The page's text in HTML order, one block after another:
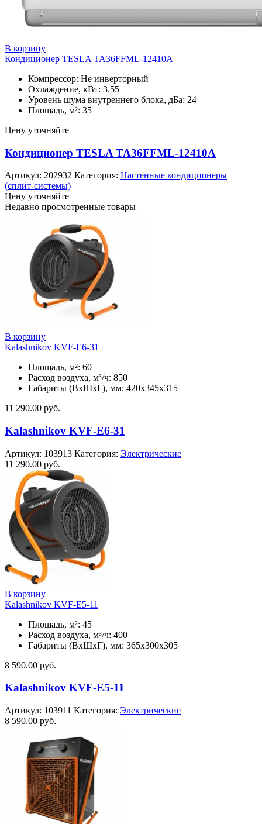
В корзину
Кондиционер TESLA TA36FFML-12410A
Компрессор: Не инверторный
Охлаждение, кВт: 3.55
Уровень шума внутреннего блока, дБа: 24
Площадь, м²: 35
Цену уточняйте
Кондиционер TESLA TA36FFML-12410A
Артикул: 202932 Категория: Настенные кондиционеры
(сплит-системы)
Цену уточняйте
Недавно просмотренные товары
В корзину
Kalashnikov KVF-E6-31
Площадь, м²: 60
Расход воздуха, м³/ч: 850
Габариты (ВхШхГ), мм: 420x345x315
11 290.00 руб.
Kalashnikov KVF-E6-31
Артикул: 103913 Категория: Электрические
11 290.00 руб.
В корзину
Kalashnikov KVF-E5-11
Площадь, м²: 45
Расход воздуха, м³/ч: 400
Габариты (ВхШхГ), мм: 365x300x305
8 590.00 руб.
Kalashnikov KVF-E5-11
Артикул: 103911 Категория: Электрические
8 590.00 руб.